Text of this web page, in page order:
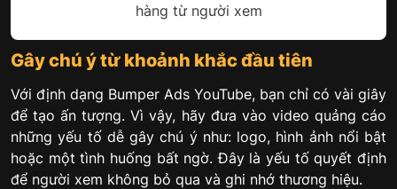
hàng từ người xem
Gây chú ý từ khoảnh khắc đầu tiên
Với định dạng Bumper Ads YouTube, bạn chỉ có vài giây
để tạo ấn tượng. Vì vậy, hãy đưa vào video quảng cáo
những yếu tố dễ gây chú ý như: logo, hình ảnh nổi bật
hoặc một tình huống bất ngờ. Đây là yếu tố quyết định
để người xem không bỏ qua và ghi nhớ thương hiệu.